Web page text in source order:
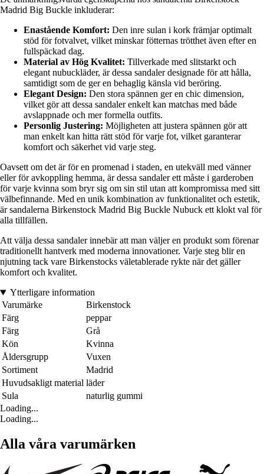
Madrid Big Buckle inkluderar:
Enastående Komfort: Den inre sulan i kork främjar optimalt
stöd för fotvalvet, vilket minskar fötternas trötthet även efter en
fullspäckad dag.
Material av Hög Kvalitet: Tillverkade med slitstarkt och
elegant nubuckläder, är dessa sandaler designade för att hålla,
samtidigt som de ger en behaglig känsla vid beröring.
Elegant Design: Den stora spännen ger en chic dimension,
vilket gör att dessa sandaler enkelt kan matchas med både
avslappnade och mer formella outfits.
Personlig Justering: Möjligheten att justera spännen gör att
man enkelt kan hitta rätt stöd för varje fot, vilket garanterar
komfort och säkerhet vid varje steg.
Oavsett om det är för en promenad i staden, en utekväll med vänner
eller för avkoppling hemma, är dessa sandaler ett måste i garderoben
för varje kvinna som bryr sig om sin stil utan att kompromissa med sitt
välbefinnande. Med en unik kombination av funktionalitet och estetik,
är sandalerna Birkenstock Madrid Big Buckle Nubuck ett klokt val för
alla tillfällen.
Att välja dessa sandaler innebär att man väljer en produkt som förenar
traditionellt hantverk med moderna innovationer. Varje steg blir en
njutning tack vare Birkenstocks väletablerade rykte när det gäller
komfort och kvalitet.
Ytterligare information
Varumärke
Birkenstock
Färg
peppar
Färg
Grå
Kön
Kvinna
Åldersgrupp
Vuxen
Sortiment
Madrid
Huvudsakligt material läder
Sula
naturlig gummi
Loading...
Loading...
Alla våra varumärken